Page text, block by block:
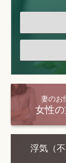
妻のお
女性
浮気（不